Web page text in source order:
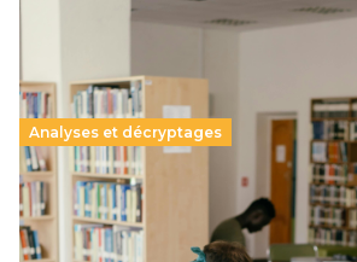
Analyses et décryptages
Supérieur privé : une dérive qui
promesse républicaine
11 juillet 2026-